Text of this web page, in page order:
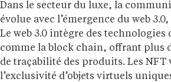
Dans le secteur du luxe, la
évolue avec l’émergence du web 3.0,
Le web 3.0 intègre des technologies
comme la block chain, offrant plus
de traçabilité des produits. Les NFT
l’exclusivité d’objets virtuels